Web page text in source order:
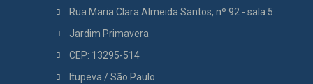
Rua Maria Clara Almeida Santos, nº 92 - sala 5
Jardim Primavera
CEP: 13295-514
Itupeva / São Paulo